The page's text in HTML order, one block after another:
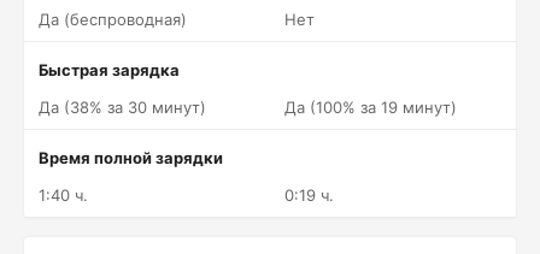
Да (беспроводная)
Нет
Быстрая зарядка
Да (38% за 30 минут)
Да (100% за 19 минут)
Время полной зарядки
1:40 ч.
0:19 ч.